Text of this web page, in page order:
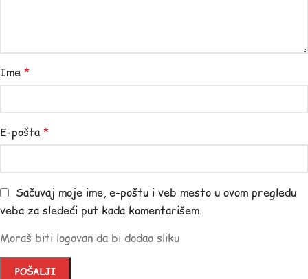
Ime *
E-pošta *
Sačuvaj moje ime, e-poštu i veb mesto u ovom pregledu
veba za sledeći put kada komentarišem.
Moraš biti logovan da bi dodao sliku